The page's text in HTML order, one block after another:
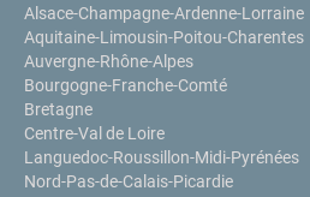
Alsace-Champagne-Ardenne-Lorraine
Aquitaine-Limousin-Poitou-Charentes
Auvergne-Rhône-Alpes
Bourgogne-Franche-Comté
Bretagne
Centre-Val de Loire
Languedoc-Roussillon-Midi-Pyrénées
Nord-Pas-de-Calais-Picardie